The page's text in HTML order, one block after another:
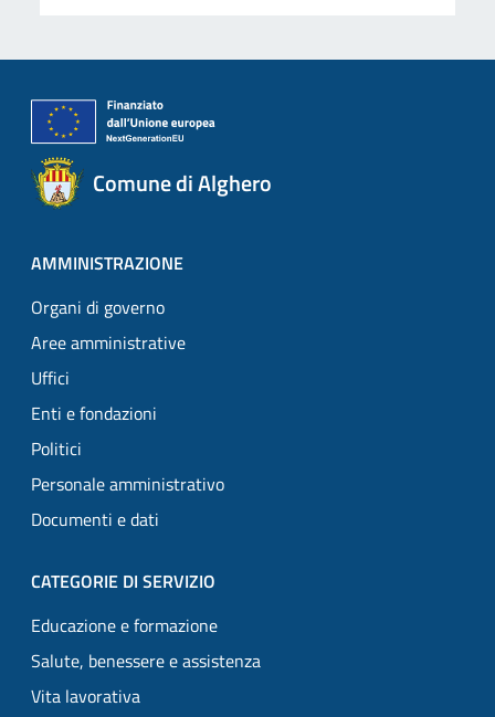
Comune di Alghero
AMMINISTRAZIONE
Organi di governo
Aree amministrative
Uffici
Enti e fondazioni
Politici
Personale amministrativo
Documenti e dati
CATEGORIE DI SERVIZIO
Educazione e formazione
Salute, benessere e assistenza
Vita lavorativa